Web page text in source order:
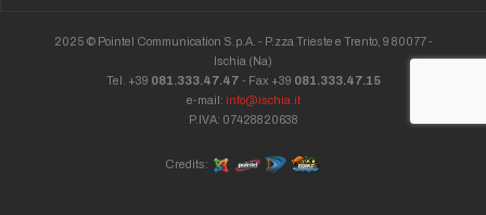
2025 © Pointel Communication S.p.A. - P.zza Trieste e Trento, 9 80077 -
Ischia (Na)
Tel. +39 081.333.47.47 - Fax +39 081.333.47.15
e-mail: info@ischia.it
P.IVA: 07428820638
Credits: